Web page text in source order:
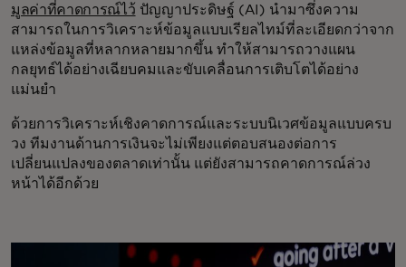
มูลค่าที่คาดการณ์ไว้ ปัญญาประดิษฐ์ (AI) นำมาซึ่งความ
สามารถในการวิเคราะห์ข้อมูลแบบเรียลไทม์ที่ละเอียดกว่าจาก
แหล่งข้อมูลที่หลากหลายมากขึ้น ทำให้สามารถวางแผน
กลยุทธ์ได้อย่างเฉียบคมและขับเคลื่อนการเติบโตได้อย่าง
แม่นยำ
ด้วยการวิเคราะห์เชิงคาดการณ์และระบบนิเวศข้อมูลแบบครบ
วง ทีมงานด้านการเงินจะไม่เพียงแต่ตอบสนองต่อการ
เปลี่ยนแปลงของตลาดเท่านั้น แต่ยังสามารถคาดการณ์ล่วง
หน้าได้อีกด้วย